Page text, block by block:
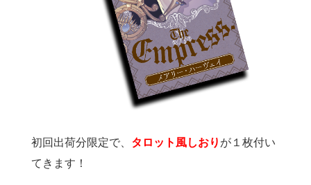
初回出荷分限定で、 タロット風しおり が１枚付い
てきます！